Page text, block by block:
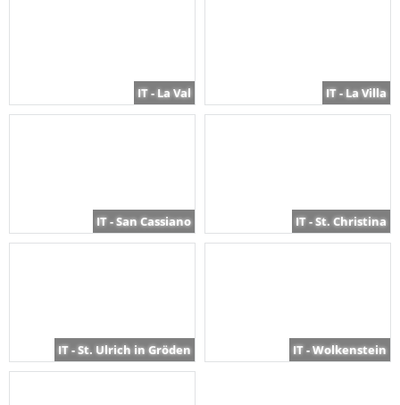
IT - La Val IT - La Villa
IT - San Cassiano IT - St. Christina
IT - St. Ulrich in Gröden IT - Wolkenstein